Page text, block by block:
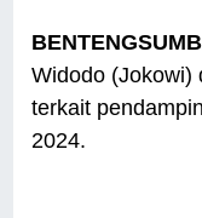
Widodo (Jokowi)
terkait
2024.